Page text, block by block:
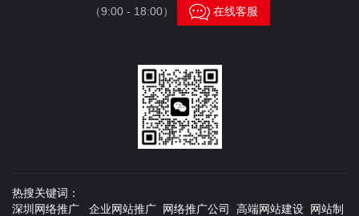
（9:00 - 18:00） 在线客服
热搜关键词：
深圳网络推广 企业网站推广 网络推广公司 高端网站建设 网站制